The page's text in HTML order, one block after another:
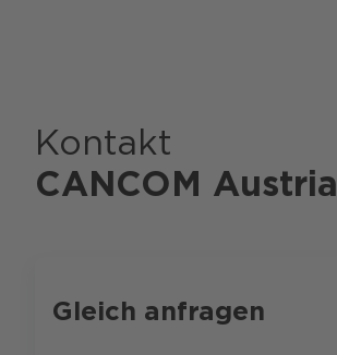
Kontakt
CANCOM Austria
Gleich anfragen